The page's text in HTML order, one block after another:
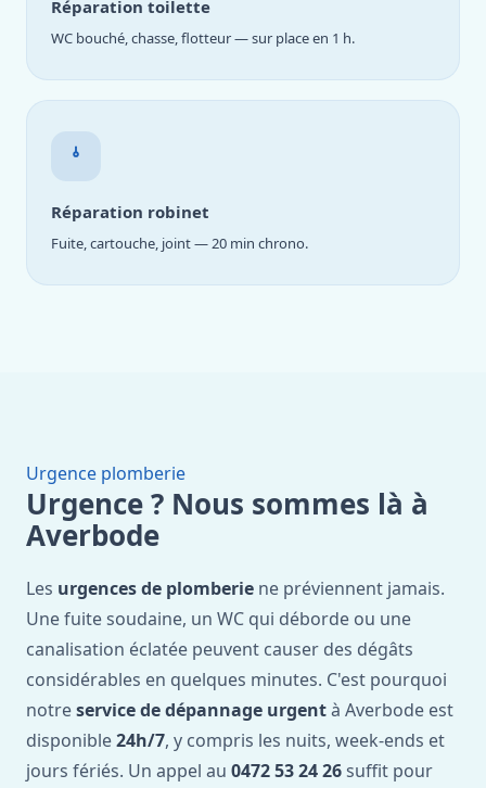
Réparation toilette
WC bouché, chasse, flotteur — sur place en 1 h.
Réparation robinet
Fuite, cartouche, joint — 20 min chrono.
Urgence plomberie
Urgence ? Nous sommes là à
Averbode
Les urgences de plomberie ne préviennent jamais.
Une fuite soudaine, un WC qui déborde ou une
canalisation éclatée peuvent causer des dégâts
considérables en quelques minutes. C'est pourquoi
notreservice de dépannage urgentà Averbode est
disponible24h/7, y compris les nuits, week-ends et
jours fériés. Un appel au 0472 53 24 26 suffit pour